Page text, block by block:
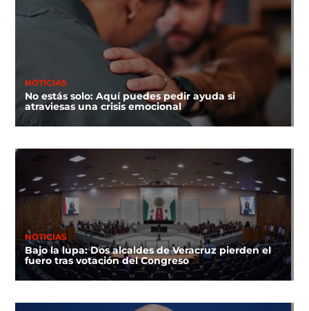
NOTICIAS
No estás solo: Aquí puedes pedir ayuda si
atraviesas una crisis emocional
NOTICIAS
Bajo la lupa: Dos alcaldes de Veracruz pierden el
fuero tras votación del Congreso